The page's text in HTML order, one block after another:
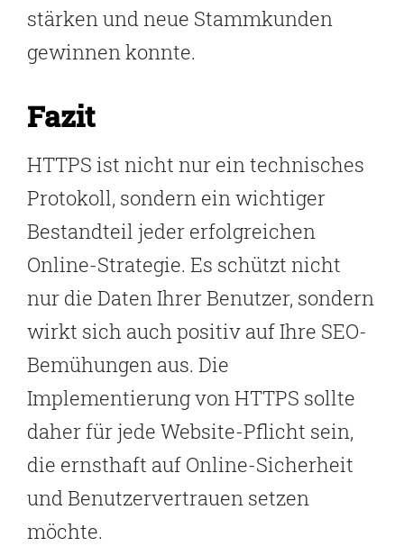
stärken und neue Stammkunden
gewinnen konnte.
Fazit
HTTPS ist nicht nur ein technisches
Protokoll, sondern ein wichtiger
Bestandteil jeder erfolgreichen
Online-Strategie. Es schützt nicht
nur die Daten Ihrer Benutzer, sondern
wirkt sich auch positiv auf Ihre SEO-
Bemühungen aus. Die
Implementierung von HTTPS sollte
daher für jede Website-Pflicht sein,
die ernsthaft auf Online-Sicherheit
und Benutzervertrauen setzen
möchte.